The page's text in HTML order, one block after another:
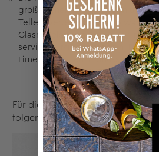
große Scheiben schneiden und
Tellern verteilen. Den Dip
Glasnudelsalat geben oder in
servieren. Mit den Möhren,
Limettenspalten, Erdnüssen und
Für die Zubereitung des Rezepts
folgendes Wajos-Produkt: